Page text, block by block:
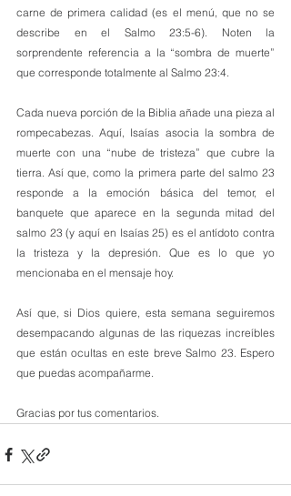
carne de primera calidad (es el menú, que no se
describe en el Salmo 23:5-6). Noten la
sorprendente referencia a la “sombra de muerte”
que corresponde totalmente al Salmo 23:4.
Cada nueva porción de la Biblia añade una pieza al
rompecabezas. Aquí, Isaías asocia la sombra de
muerte con una “nube de tristeza” que cubre la
tierra. Así que, como la primera parte del salmo 23
responde a la emoción básica del temor, el
banquete que aparece en la segunda mitad del
salmo 23 (y aquí en Isaías 25) es el antídoto contra
la tristeza y la depresión. Que es lo que yo
mencionaba en el mensaje hoy.
Así que, si Dios quiere, esta semana seguiremos
desempacando algunas de las riquezas increíbles
que están ocultas en este breve Salmo 23. Espero
que puedas acompañarme.
Gracias por tus comentarios.